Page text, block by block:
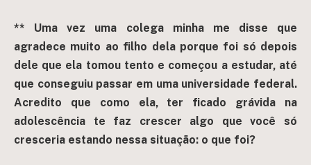
** Uma vez uma colega minha me disse que
agradece muito ao filho dela porque foi só depois
dele que ela tomou tento e começou a estudar, até
que conseguiu passar em uma universidade federal.
Acredito que como ela, ter ficado grávida na
adolescência te faz crescer algo que você só
cresceria estando nessa situação: o que foi?